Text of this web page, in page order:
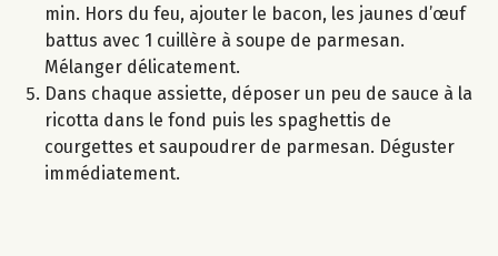
min. Hors du feu, ajouter le bacon, les jaunes d’œuf
battus avec 1 cuillère à soupe de parmesan.
Mélanger délicatement.
Dans chaque assiette, déposer un peu de sauce à la
ricotta dans le fond puis les spaghettis de
courgettes et saupoudrer de parmesan. Déguster
immédiatement.